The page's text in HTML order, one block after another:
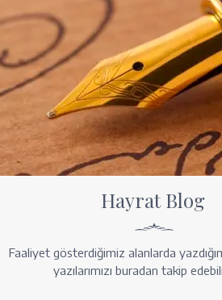
Hayrat Blog
Faaliyet gösterdiğimiz alanlarda
yazılarımızı buradan takip